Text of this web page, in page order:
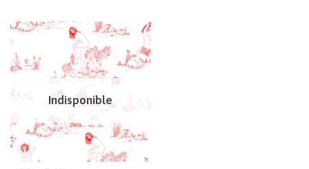
Indisponible